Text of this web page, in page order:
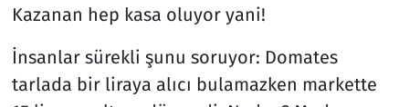
Kazanan hep kasa oluyor yani!
İnsanlar sürekli şunu soruyor: Domates
tarlada bir liraya alıcı bulamazken markette